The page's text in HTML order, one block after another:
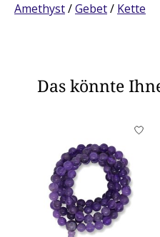
Amethyst/Gebet/ Kette
Das könnte
Produkt-Karussell-Artikel